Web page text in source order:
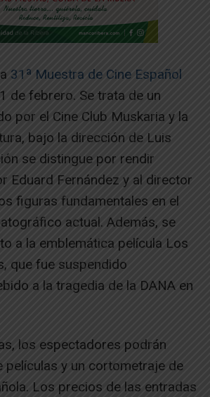
31ª Muestra de Cine Español
de febrero. Se trata de un
por el Cine Club Muskaria y la
bajo la dirección de Luis
se distingue por rendir
Eduard Fernández y al director
figuras fundamentales en el
actual. Además, se
a la emblemática película Los
que fue suspendido
a la tragedia de la DANA en
los espectadores podrán
películas y un cortometraje de
Los precios de las entradas